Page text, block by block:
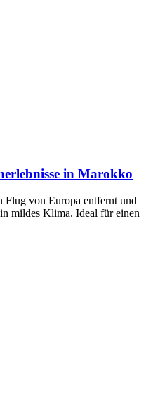
in Marokko
Flug von Europa entfernt und
mildes Klima. Ideal für einen